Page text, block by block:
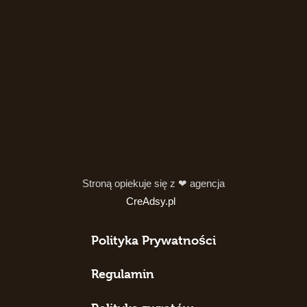
Stroną opiekuje się z ❤ agencja
CreAdsy.pl
Polityka Prywatności
Regulamin